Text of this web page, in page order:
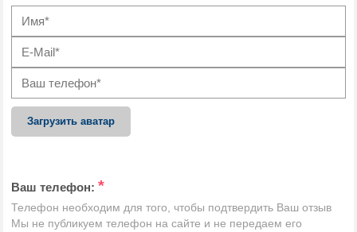
Загрузить аватар
Ваш телефон: *
Телефон необходим для того, чтобы подтвердить Ваш отзыв
Мы не публикуем телефон на сайте и не передаем его